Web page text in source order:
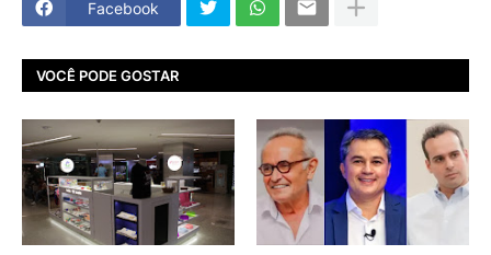
Facebook
VOCÊ PODE GOSTAR